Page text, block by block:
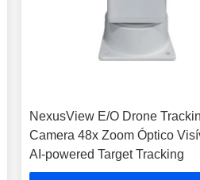
NexusView E/O Drone
Camera 48x Zoom Óptico
AI-powered Target Tracking